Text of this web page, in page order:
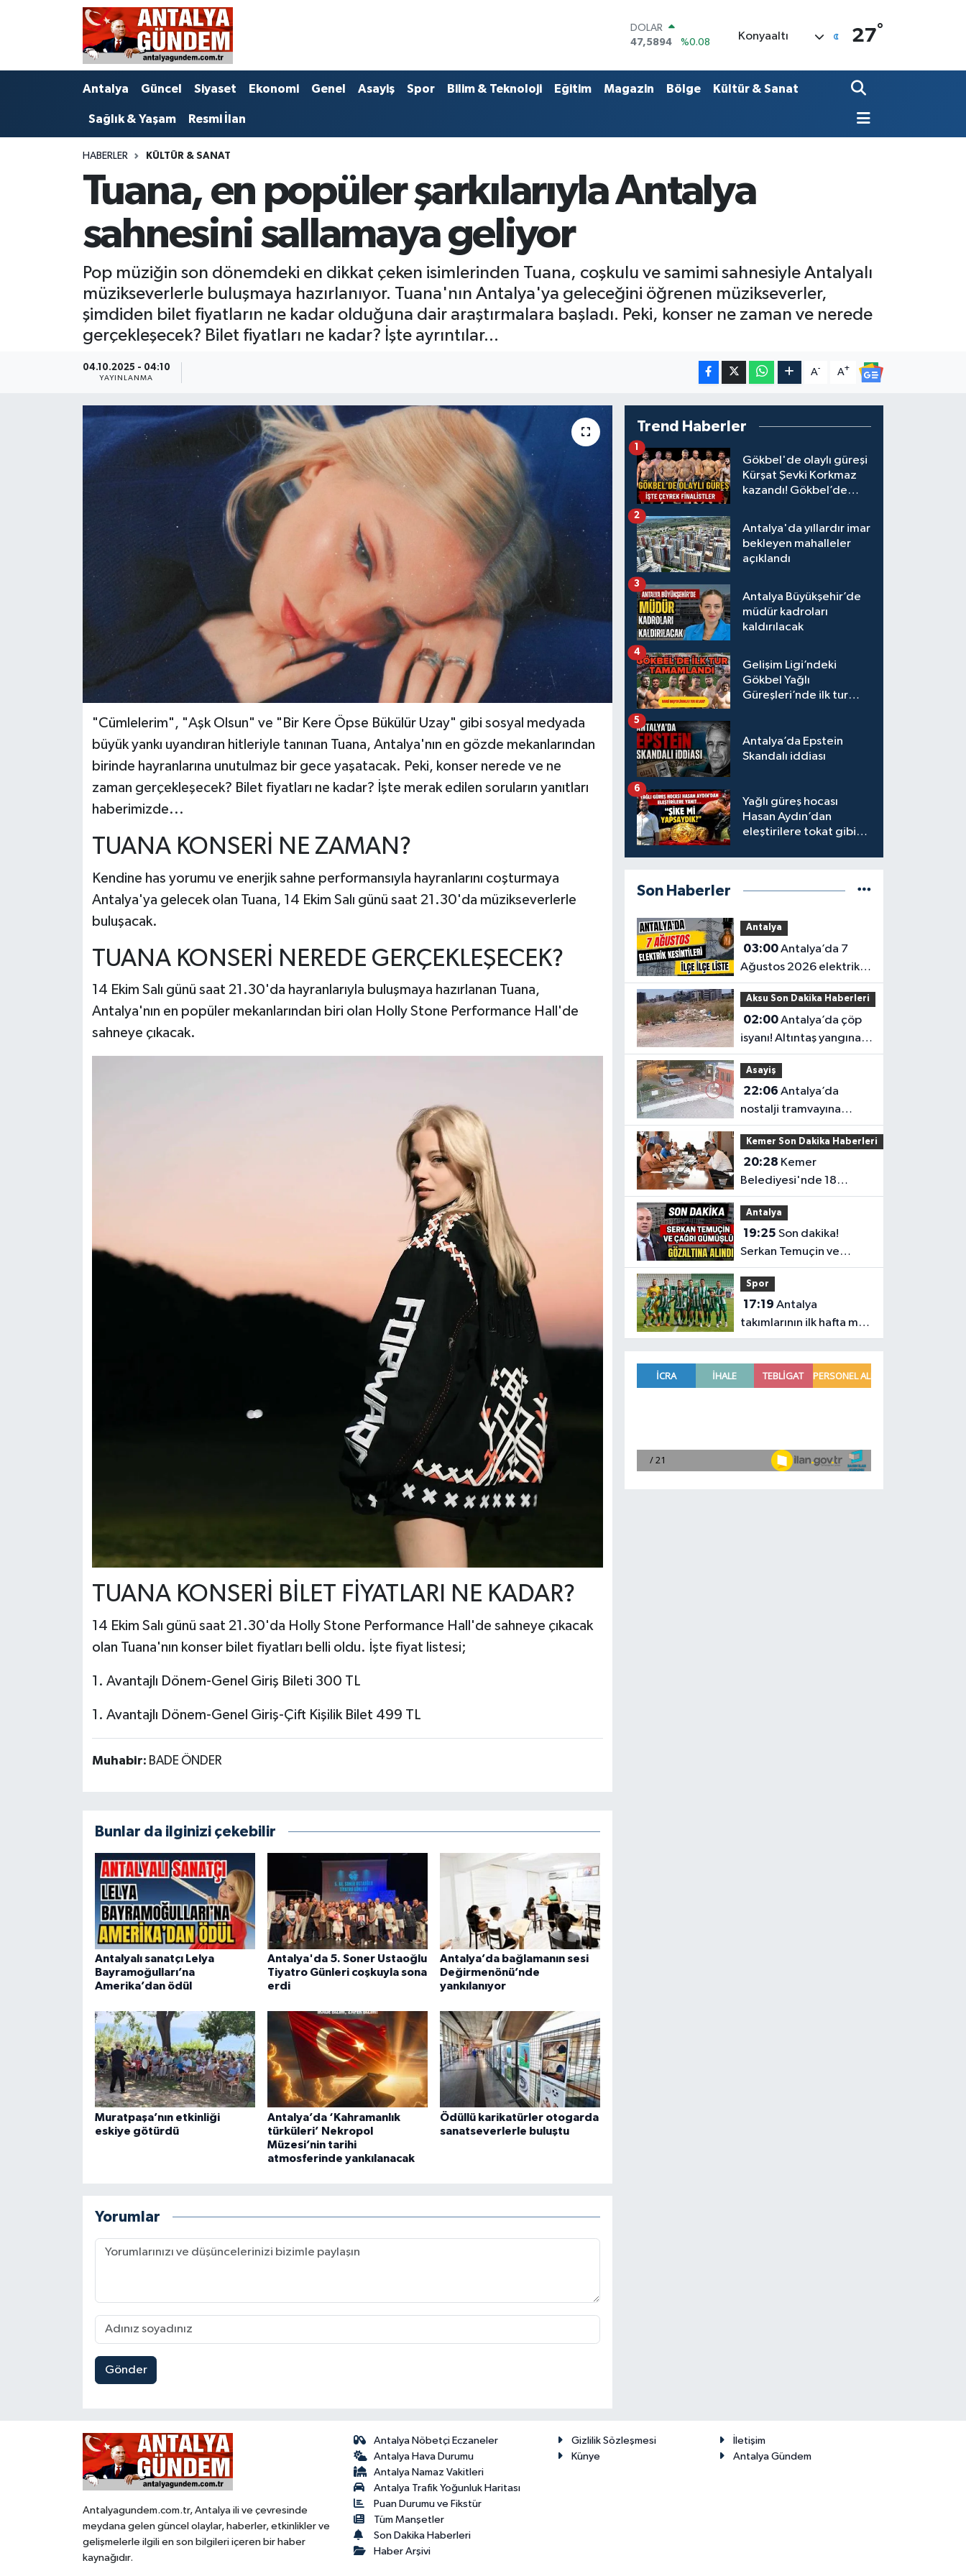
DOLAR
47,5894
%0.08
55,0398
%-0.02
STERLİN
64.927,78
%1.32
Konyaaltı 27°
Antalya Güncel Siyaset Ekonomi Genel Asayiş Spor Bilim & Teknoloji Eğitim Magazin Bölge Kültür & Sanat
Sağlık & Yaşam Resmi İlan
HABERLER KÜLTÜR & SANAT
Tuana, en popüler şarkılarıyla Antalya
sahnesini sallamaya geliyor
Pop müziğin son dönemdeki en dikkat çeken isimlerinden Tuana, coşkulu ve samimi sahnesiyle Antalyalı
müzikseverlerle buluşmaya hazırlanıyor. Tuana'nın Antalya'ya geleceğini öğrenen müzikseverler,
şimdiden bilet fiyatların ne kadar olduğuna dair araştırmalara başladı. Peki, konser ne zaman ve nerede
gerçekleşecek? Bilet fiyatları ne kadar? İşte ayrıntılar...
04.10.2025 - 04:10
YAYINLANMA
A- A+
"Cümlelerim", "Aşk Olsun" ve "Bir Kere Öpse Bükülür Uzay" gibi sosyal medyada
büyük yankı uyandıran hitleriyle tanınan Tuana, Antalya'nın en gözde mekanlarından
birinde hayranlarına unutulmaz bir gece yaşatacak. Peki, konser nerede ve ne
zaman gerçekleşecek? Bilet fiyatları ne kadar? İşte merak edilen soruların yanıtları
haberimizde...
TUANA KONSERİ NE ZAMAN?
Kendine has yorumu ve enerjik sahne performansıyla hayranlarını coşturmaya
Antalya'ya gelecek olan Tuana, 14 Ekim Salı günü saat 21.30'da müzikseverlerle
buluşacak.
TUANA KONSERİ NEREDE GERÇEKLEŞECEK?
14 Ekim Salı günü saat 21.30'da hayranlarıyla buluşmaya hazırlanan Tuana,
Antalya'nın en popüler mekanlarından biri olan Holly Stone Performance Hall'de
sahneye çıkacak.
TUANA KONSERİ BİLET FİYATLARI NE KADAR?
14 Ekim Salı günü saat 21.30'da Holly Stone Performance Hall'de sahneye çıkacak
olan Tuana'nın konser bilet fiyatları belli oldu. İşte fiyat listesi;
1. Avantajlı Dönem-Genel Giriş Bileti 300 TL
1. Avantajlı Dönem-Genel Giriş-Çift Kişilik Bilet 499 TL
Muhabir: BADE ÖNDER
Bunlar da ilginizi çekebilir
Antalyalı sanatçı Lelya
Bayramoğulları’na
Amerika’dan ödül
Antalya'da 5. Soner Ustaoğlu
Tiyatro Günleri coşkuyla sona
erdi
Antalya’da bağlamanın sesi
Değirmenönü’nde
yankılanıyor
Muratpaşa’nın etkinliği
eskiye götürdü
Antalya’da ‘Kahramanlık
türküleri’ Nekropol
Müzesi’nin tarihi
atmosferinde yankılanacak
Ödüllü karikatürler otogarda
sanatseverlerle buluştu
Yorumlar
Gönder
Trend Haberler
Gökbel'de olaylı güreşi
Kürşat Şevki Korkmaz
kazandı! Gökbel’de
Gürbüz elendi!
1
Antalya'da yıllardır imar
bekleyen mahalleler
açıklandı
2
Antalya Büyükşehir’de
müdür kadroları
kaldırılacak
3
Gelişim Ligi’ndeki
Gökbel Yağlı
Güreşleri’nde ilk tur
4
Antalya’da Epstein
Skandalı iddiası
5
Yağlı güreş hocası
Hasan Aydın’dan
eleştirilere tokat gibi
6
Son Haberler
Antalya
03:00Antalya’da 7
Ağustos 2026 elektrik
kesintilerinin tam listesi
Aksu Son Dakika Haberleri
02:00Antalya’da çöp
isyanı! Altıntaş yangına
davetiye çıkarıyor
Asayiş
22:06
nostalji tramvayına
gece yarısı saldırı
Kemer Son Dakika Haberleri
20:28
Belediyesi'nde 18
milyonluk araç alımı
Meclis'ten geçti
Antalya
19:25
Serkan Temuçin ve
Çağrı Gümüşlü
gözaltına alındı
Spor
17:19
takımlarının ilk hafta maç
programı belli oldu
Antalyagundem.com.tr, Antalya ili ve çevresinde
meydana gelen güncel olaylar, haberler, etkinlikler ve
gelişmelerle ilgili en son bilgileri içeren bir haber
kaynağıdır.
Antalya Nöbetçi Eczaneler
Antalya Hava Durumu
Antalya Namaz Vakitleri
Antalya Trafik Yoğunluk Haritası
Puan Durumu ve Fikstür
Tüm Manşetler
Son Dakika Haberleri
Haber Arşivi
Gizlilik Sözleşmesi
İletişim
Künye
Antalya Gündem
Antalya
Bilim & Teknoloji
Ekonomi
Görüntülü Haber
Kültür & Sanat
Magazin
Resmi İlan
Sağlık & Yaşam
Antalya Nöbetçi Eczaneler
Antalya Hava Durumu
Antalya Namaz Vakitleri
Süper Lig Puan Durumu ve Fikstür
Tüm Manşetler
Son Dakika Haberleri
Haber Arşivi